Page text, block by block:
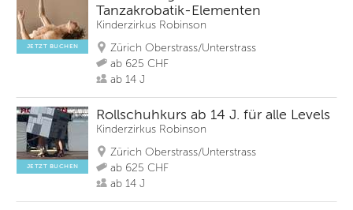
WIEN
ZÜRICH
REGIONEN
JETZT BUCHEN
Tanzakrobatik-Elementen
Kinderzirkus Robinson
Zürich Oberstrass/Unterstrass
ab 625 CHF
ab 14 J
JETZT BUCHEN
Rollschuhkurs ab 14 J. für alle Levels
Kinderzirkus Robinson
Zürich Oberstrass/Unterstrass
ab 625 CHF
ab 14 J